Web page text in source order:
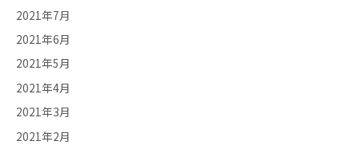
2021年7月
2021年6月
2021年5月
2021年4月
2021年3月
2021年2月